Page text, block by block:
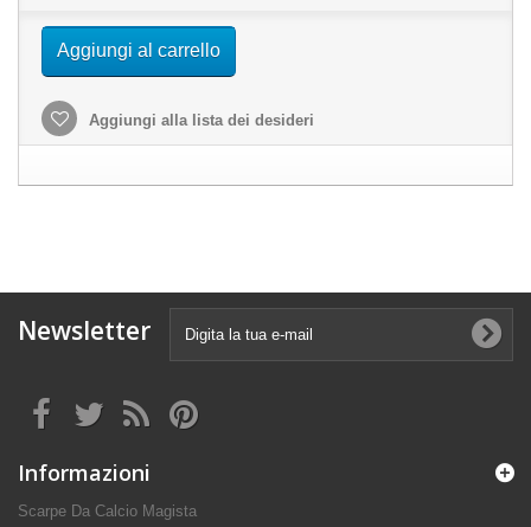
Aggiungi al carrello
Aggiungi alla lista dei desideri
Newsletter
Informazioni
Scarpe Da Calcio Magista